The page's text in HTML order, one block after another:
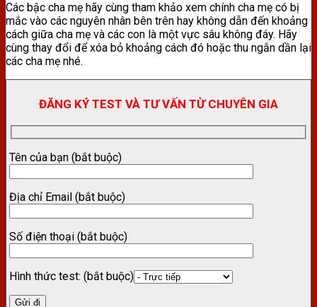
Các bậc cha mẹ hãy cùng tham khảo xem chính cha mẹ có bị
mắc vào các nguyên nhân bên trên hay không dẫn đến khoảng
cách giữa cha mẹ và các con là một vực sâu không đáy. Hãy
cùng thay đổi để xóa bỏ khoảng cách đó hoặc thu ngắn dần lại
các cha mẹ nhé.
ĐĂNG KÝ TEST VÀ TƯ VẤN TỪ CHUYÊN GIA
Tên của bạn (bắt buộc)
Địa chỉ Email (bắt buộc)
Số điện thoại (bắt buộc)
Hình thức test: (bắt buộc)